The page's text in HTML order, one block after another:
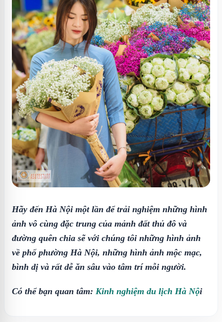
Hãy đến Hà Nội một lần để trải nghiệm những hình
ảnh vô cùng đặc trung của mảnh đất thủ đô và
đường quên chia sẽ với chúng tôi những hình ảnh
về phố phường Hà Nội, những hình ảnh mộc mạc,
bình dị và rất dễ ăn sâu vào tâm trí mỗi người.
Có thể bạn quan tâm: Kinh nghiệm du lịch Hà Nội